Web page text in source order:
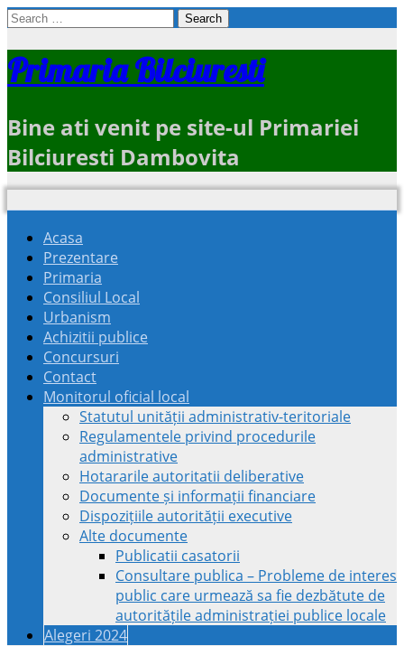
Search
Primaria Bilciuresti
Bine ati venit pe site-ul Primariei
Bilciuresti Dambovita
Acasa
Prezentare
Primaria
Consiliul Local
Urbanism
Achizitii publice
Concursuri
Contact
Monitorul oficial local
Statutul unității administrativ-teritoriale
Regulamentele privind procedurile
administrative
Hotararile autoritatii deliberative
Documente și informații financiare
Dispozițiile autorității executive
Alte documente
Publicatii casatorii
Consultare publica – Probleme de interes
public care urmează sa fie dezbătute de
autoritățile administrației publice locale
Alegeri 2024